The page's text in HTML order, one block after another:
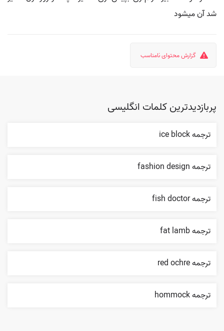
شد آن میشود
گزارش محتوای نامناسب
پربازدیدترین کلمات انگلیسی
ترجمه ice block
ترجمه fashion design
ترجمه fish doctor
ترجمه fat lamb
ترجمه red ochre
ترجمه hommock